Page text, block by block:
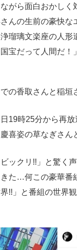
がら面白おかしく
んの生前の豪快
瑠璃文楽座の人
宝だって人間だ！
の香取さんと稲垣
19時25分から再
喜姿の草なぎさん
ックリ!!」と驚く
た…何この豪華
!!」と番組の世界